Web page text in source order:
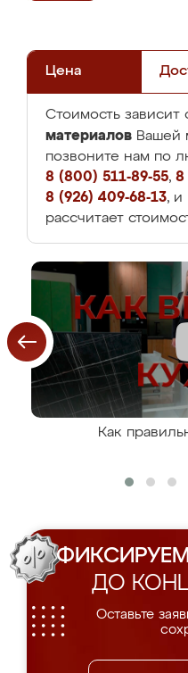
Цена
Стоимость зависит
материалов Вашей
позвоните нам по
8 (800) 511-89-55, 8
8 (926) 409-68-13, и
рассчитает
Как
ДО
Оставьте